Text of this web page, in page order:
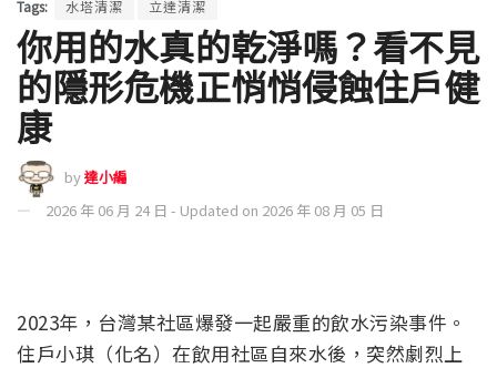
Tags: 水塔清潔 立達清潔
你用的水真的乾淨嗎？看不見
的隱形危機正悄悄侵蝕住戶健
康
by達小編
2026 年 06 月 24 日 - Updated on 2026 年 08 月 05 日
2023年，台灣某社區爆發一起嚴重的飲水污染事件。
住戶小琪（化名）在飲用社區自來水後，突然劇烈上